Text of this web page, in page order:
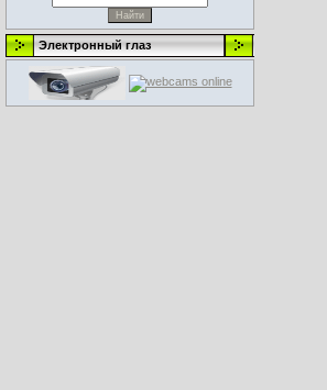
Электронный глаз